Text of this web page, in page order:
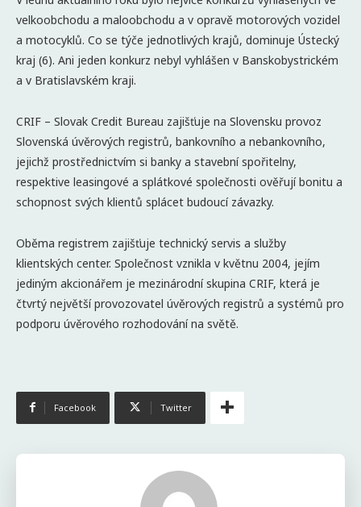
velkoobchodu a maloobchodu a v opravě motorových vozidel
a motocyklů. Co se týče jednotlivých krajů, dominuje Ústecký
kraj (6). Ani jeden konkurz nebyl vyhlášen v Banskobystrickém
a v Bratislavském kraji.
CRIF – Slovak Credit Bureau zajišťuje na Slovensku provoz
Slovenská úvěrových registrů, bankovního a nebankovního,
jejichž prostřednictvím si banky a stavební spořitelny,
respektive leasingové a splátkové společnosti ověřují bonitu a
schopnost svých klientů splácet budoucí závazky.
Oběma registrem zajišťuje technický servis a služby
klientských center. Společnost vznikla v květnu 2004, jejím
jediným akcionářem je mezinárodní skupina CRIF, která je
čtvrtý největší provozovatel úvěrových registrů a systémů pro
podporu úvěrového rozhodování na světě.
Facebook Twitter